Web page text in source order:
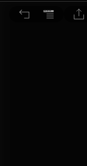
等確認見底隨時等天光